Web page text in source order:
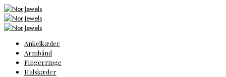
Ankelkæder
Armbånd
Fingerringe
Halskæder